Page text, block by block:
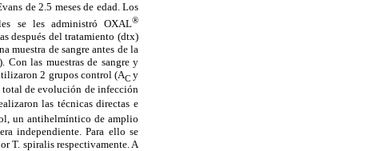
de 2.5 meses de edad. Los
se les administró OXAL®
después del tratamiento (dtx)
muestra de sangre antes de la
Con las muestras de sangre y
2 grupos control (ACy
total de evolución de infección
las técnicas directas e
un antihelmíntico de amplio
independiente. Para ello se
T. spiralis respectivamente. A